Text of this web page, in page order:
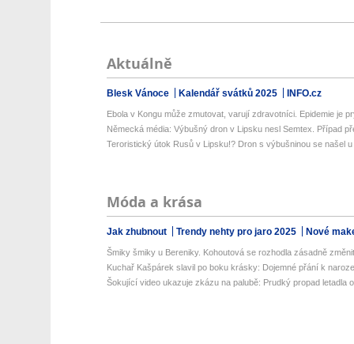
Aktuálně
Blesk Vánoce Kalendář svátků 2025 INFO.cz
Ebola v Kongu může zmutovat, varují zdravotníci. Epidemie je
Německá média: Výbušný dron v Lipsku nesl Semtex. Případ
Teroristický útok Rusů v Lipsku!? Dron s výbušninou se našel u
Móda a krása
Jak zhubnout Trendy nehty pro jaro 2025 Nové
Šmiky šmiky u Bereniky. Kohoutová se rozhodla zásadně
Kuchař Kašpárek slavil po boku krásky: Dojemné přání k
Šokující video ukazuje zkázu na palubě: Prudký propad letadla